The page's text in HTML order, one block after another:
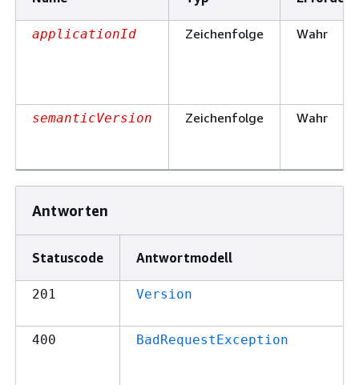
applicationId Zeichenfolge Wahr
semanticVersion Zeichenfolge Wahr
Antworten
Statuscode Antwortmodell
201 Version
400 BadRequestException